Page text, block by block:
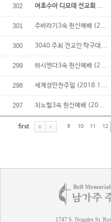
302
301
300
299
298
297
first 9 10 11 12
1747 S. Nogales St.